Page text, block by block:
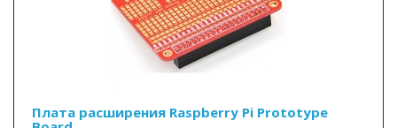
Плата расширения Raspberry Pi Prototype